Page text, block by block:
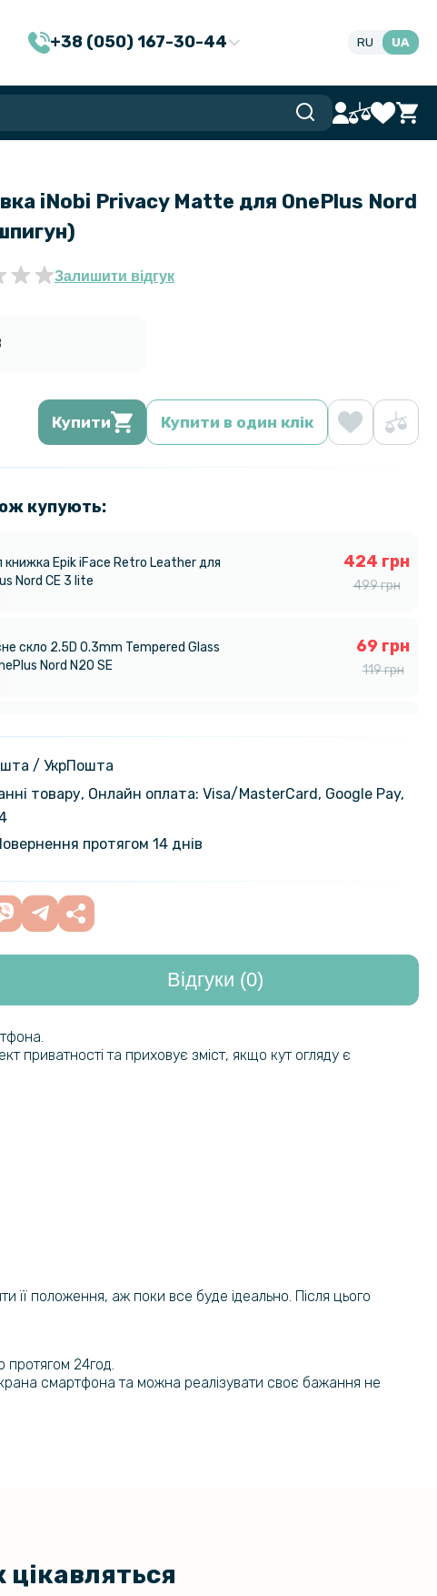
+38 (050) 167-30-44 RU UA
iNobi Privacy Matte для OnePlus Nord
Залишити відгук
Купити Купити в один клік
купують:
книжка Epik iFace Retro Leather для
Nord CE 3 lite
424 грн
499 грн
скло 2.5D 0.3mm Tempered Glass
Nord N20 SE
69 грн
119 грн
накладка New Textile Leather Cаse
Nord CE 3 lite
скло Tempered Glass 0.3mm для
Nord CE 3 Lite, Transparent
захисне скло Full Screen
Glass для OnePlus Nord CE 3 lite,
299 грн
/ УкрПошта
товару, Онлайн оплата: Visa/MasterСard, Google Pay,
протягом 14 днів
Відгуки (0)
приватності та приховує зміст, якщо кут огляду є
її положення, аж поки все буде ідеально. Після цього
протягом 24год.
смартфона та можна реалізувати своє бажання не